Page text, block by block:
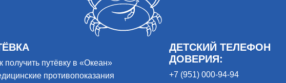
получить путёвку в «Океан»
противопоказания
ДЕТСКИЙ ТЕЛЕФОН
ДОВЕРИЯ:
+7 (951) 000-94-94